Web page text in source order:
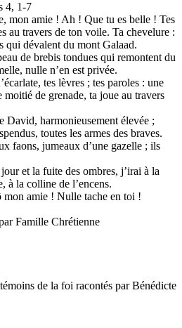
4, 1-7
mon amie ! Ah ! Que tu es belle ! Tes
au travers de ton voile. Ta chevelure :
qui dévalent du mont Galaad.
de brebis tondues qui remontent du
nulle n’en est privée.
tes lèvres ; tes paroles : une
de grenade, ta joue au travers
David, harmonieusement élevée ;
toutes les armes des braves.
faons, jumeaux d’une gazelle ; ils
et la fuite des ombres, j’irai à la
à la colline de l’encens.
mon amie ! Nulle tache en toi !
Famille Chrétienne
de la foi racontés par Bénédicte